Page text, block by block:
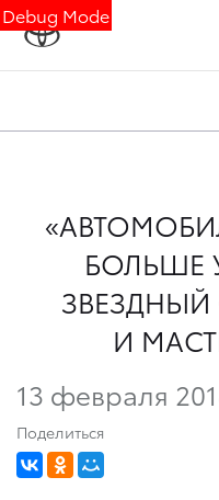
Debug Mode
БОЛЬШЕ
И
13 февраля
Поделиться